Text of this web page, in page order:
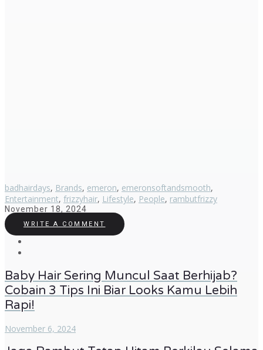
badhairdays, Brands, emeron, emeronsoftandsmooth,
Entertainment, frizzyhair, Lifestyle, People, rambutfrizzy
November 18, 2024
WRITE A COMMENT
Baby Hair Sering Muncul Saat Berhijab?
Cobain 3 Tips Ini Biar Looks Kamu Lebih
Rapi!
November 6, 2024